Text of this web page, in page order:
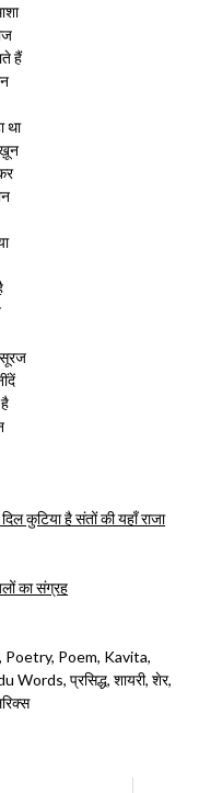
हैं
था
ख़ून
कुटिया है संतों की यहाँ राजा
का संग्रह
Poetry, Poem, Kavita,
प्रसिद्ध, शायरी, शेर,